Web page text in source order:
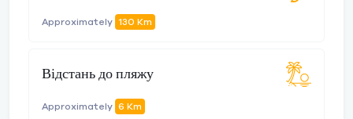
Approximately 130 Km
Відстань до пляжу
Approximately 6 Km